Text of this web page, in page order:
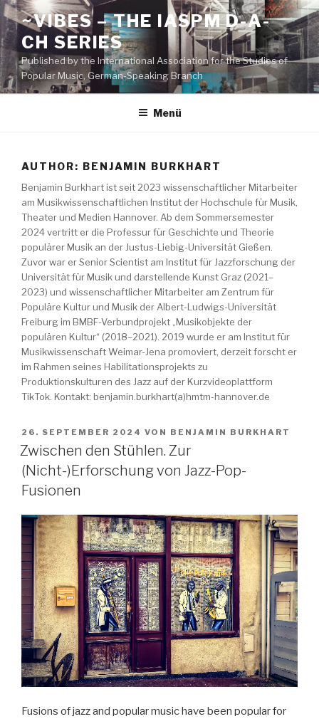
Zum
Inhalt
springen
~VIBES – THE IASPM D-A-
CH SERIES
Published by the International Association for the Studies of
Popular Music, German-Speaking Branch
Menü
AUTHOR: BENJAMIN BURKHART
Benjamin Burkhart ist seit 2023 wissenschaftlicher Mitarbeiter
am Musikwissenschaftlichen Institut der Hochschule für Musik,
Theater und Medien Hannover. Ab dem Sommersemester
2024 vertritt er die Professur für Geschichte und Theorie
populärer Musik an der Justus-Liebig-Universität Gießen.
Zuvor war er Senior Scientist am Institut für Jazzforschung der
Universität für Musik und darstellende Kunst Graz (2021–
2023) und wissenschaftlicher Mitarbeiter am Zentrum für
Populäre Kultur und Musik der Albert-Ludwigs-Universität
Freiburg im BMBF-Verbundprojekt „Musikobjekte der
populären Kultur“ (2018–2021). 2019 wurde er am Institut für
Musikwissenschaft Weimar-Jena promoviert, derzeit forscht er
im Rahmen seines Habilitationsprojekts zu
Produktionskulturen des Jazz auf der Kurzvideoplattform
TikTok. Kontakt: benjamin.burkhart(a)hmtm-hannover.de
VERÖFFENTLICHT
AM
26. SEPTEMBER 2024 VON BENJAMIN BURKHART
Zwischen den Stühlen. Zur
(Nicht-)Erforschung von Jazz-Pop-
Fusionen
Fusions of jazz and popular music have been popular for